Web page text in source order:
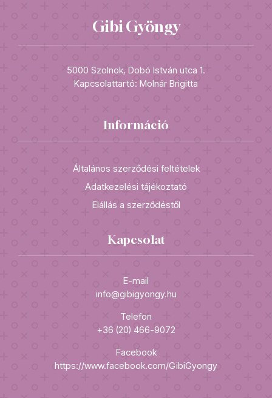
Gibi Gyöngy
5000 Szolnok, Dobó István utca 1.
Kapcsolattartó: Molnár Brigitta
Információ
Általános szerződési feltételek
Adatkezelési tájékoztató
Elállás a szerződéstől
Kapcsolat
E-mail
info@gibigyongy.hu
Telefon
+36 (20) 466-9072
Facebook
https://www.facebook.com/GibiGyongy